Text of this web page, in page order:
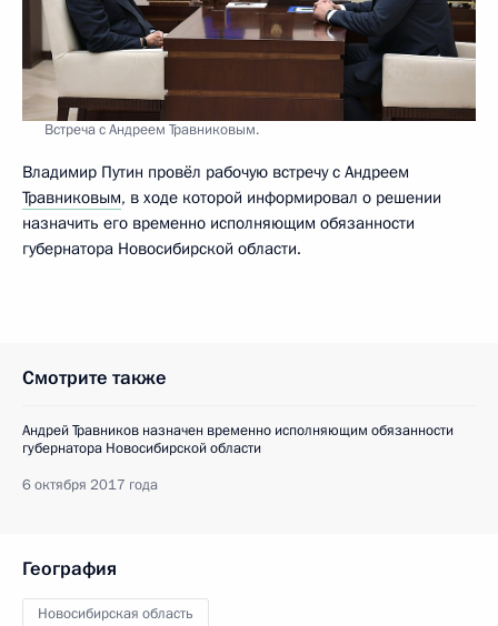
Встреча с Андреем Травниковым.
Владимир Путин провёл рабочую встречу с Андреем
Травниковым, в ходе которой информировал о решении
назначить его временно исполняющим обязанности
губернатора Новосибирской области.
Смотрите также
Андрей Травников назначен временно исполняющим обязанности
губернатора Новосибирской области
6 октября 2017 года
География
Новосибирская область